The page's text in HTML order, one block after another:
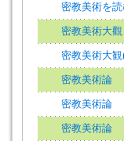
密教美術を
密教美術大
密教美術大
密教美術論
密教美術論
密教美術論